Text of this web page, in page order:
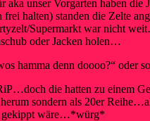
unser Vorgarten haben
frei halten) standen die Zelte
Supermarkt war nicht
oder Jacken holen…
hamma denn doooo?“ oder
die hatten zu einem
sondern als 20er
gekippt wäre…*würg*